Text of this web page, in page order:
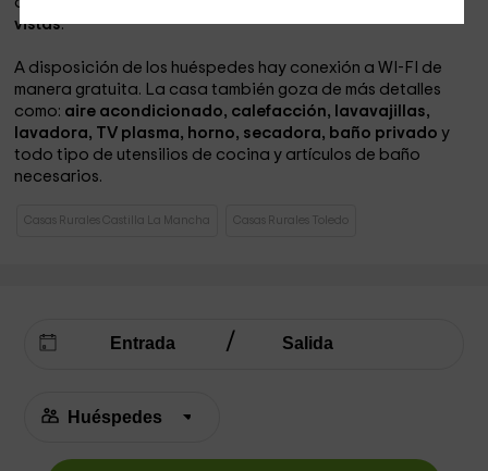
vistas.
A disposición de los huéspedes hay conexión a WI-FI de
manera gratuita. La casa también goza de más detalles
como: aire acondicionado, calefacción, lavavajillas,
lavadora, TV plasma, horno, secadora, baño privado y
todo tipo de utensilios de cocina y artículos de baño
necesarios.
Casas Rurales Castilla La Mancha Casas Rurales Toledo